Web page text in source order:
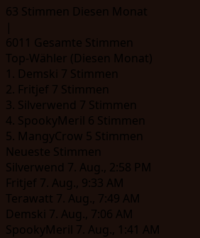
63 Stimmen Diesen Monat
|
6011 Gesamte Stimmen
Top-Wähler (Diesen Monat)
1. Demski 7 Stimmen
2. Fritjef 7 Stimmen
3. Silverwend 7 Stimmen
4. SpookyMeril
6 Stimmen
5. MangyCrow 5 Stimmen
Neueste Stimmen
Silverwend 7. Aug., 2:58 PM
Fritjef 7. Aug., 9:33 AM
Terawatt 7. Aug., 7:49 AM
Demski 7. Aug., 7:06 AM
SpookyMeril
7. Aug., 1:41 AM